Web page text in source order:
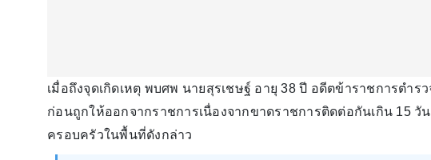
เมื่อถึงจุดเกิดเหตุ พบศพ นายสุรเชษฐ์ อายุ 38 ปี อดีตข้าราชการตำ
ก่อนถูกให้ออกจากราชการเนื่องจากขาดราชการติดต่อกันเกิน 15
ครอบครัวในพื้นที่ดังกล่าว